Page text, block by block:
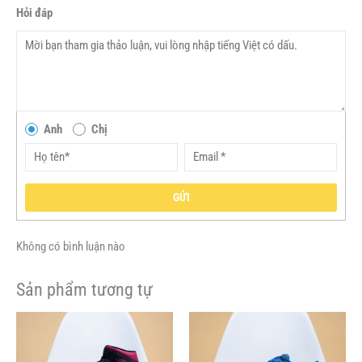
Hỏi đáp
Anh Chị
GỬI
Không có bình luận nào
Sản phẩm tương tự
3,900,000VND.
hiện
tại
là:
3,900,000VND.
Giá
hiện
tại
là: